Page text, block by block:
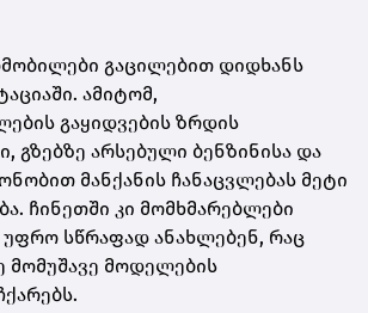
გაცილებით დიდხანს
ამიტომ,
გაყიდვების ზრდის
გზებზე არსებული ბენზინისა და
მანქანის ჩანაცვლებას მეტი
ჩინეთში კი მომხმარებლები
სწრაფად ანახლებენ, რაც
მომუშავე მოდელების